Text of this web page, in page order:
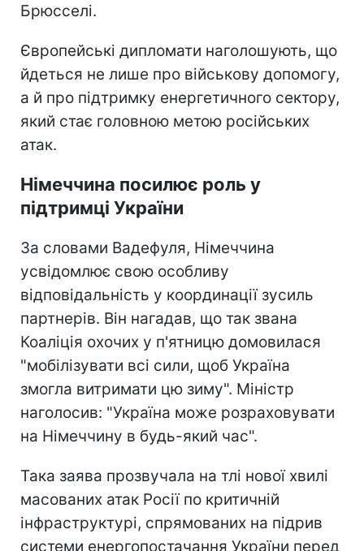
Брюсселі.
Європейські дипломати наголошують, що
йдеться не лише про військову допомогу,
а й про підтримку енергетичного сектору,
який стає головною метою російських
атак.
Німеччина посилює роль у
підтримці України
За словами Вадефуля, Німеччина
усвідомлює свою особливу
відповідальність у координації зусиль
партнерів. Він нагадав, що так звана
Коаліція охочих у п'ятницю домовилася
"мобілізувати всі сили, щоб Україна
змогла витримати цю зиму". Міністр
наголосив: "Україна може розраховувати
на Німеччину в будь-який час".
Така заява прозвучала на тлі нової хвилі
масованих атак Росії по критичній
інфраструктурі, спрямованих на підрив
системи енергопостачання України перед